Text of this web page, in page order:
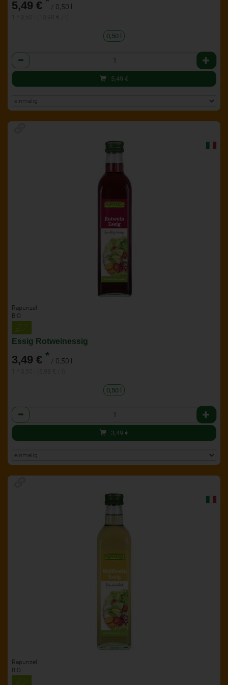
5,49 € / 0,50 l
0,50 l
Anzahl
5,49 €
Rapunzel
BIO
Essig Rotweinessig
3,49 € * / 0,50 l
0,50 l
Anzahl
3,49 €
Rapunzel
BIO